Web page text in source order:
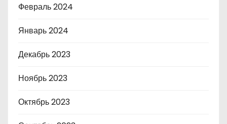
Февраль 2024
Январь 2024
Декабрь 2023
Ноябрь 2023
Октябрь 2023